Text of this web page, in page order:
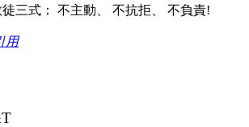
三式： 不主動、 不抗拒、 不負責!
用
T